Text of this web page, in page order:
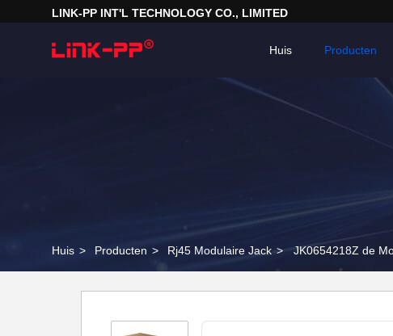
LINK-PP INT'L TECHNOLOGY CO., LIMITED
Huis Producten
Huis > Producten > Rj45 Modulaire Jack > JK0654218Z de